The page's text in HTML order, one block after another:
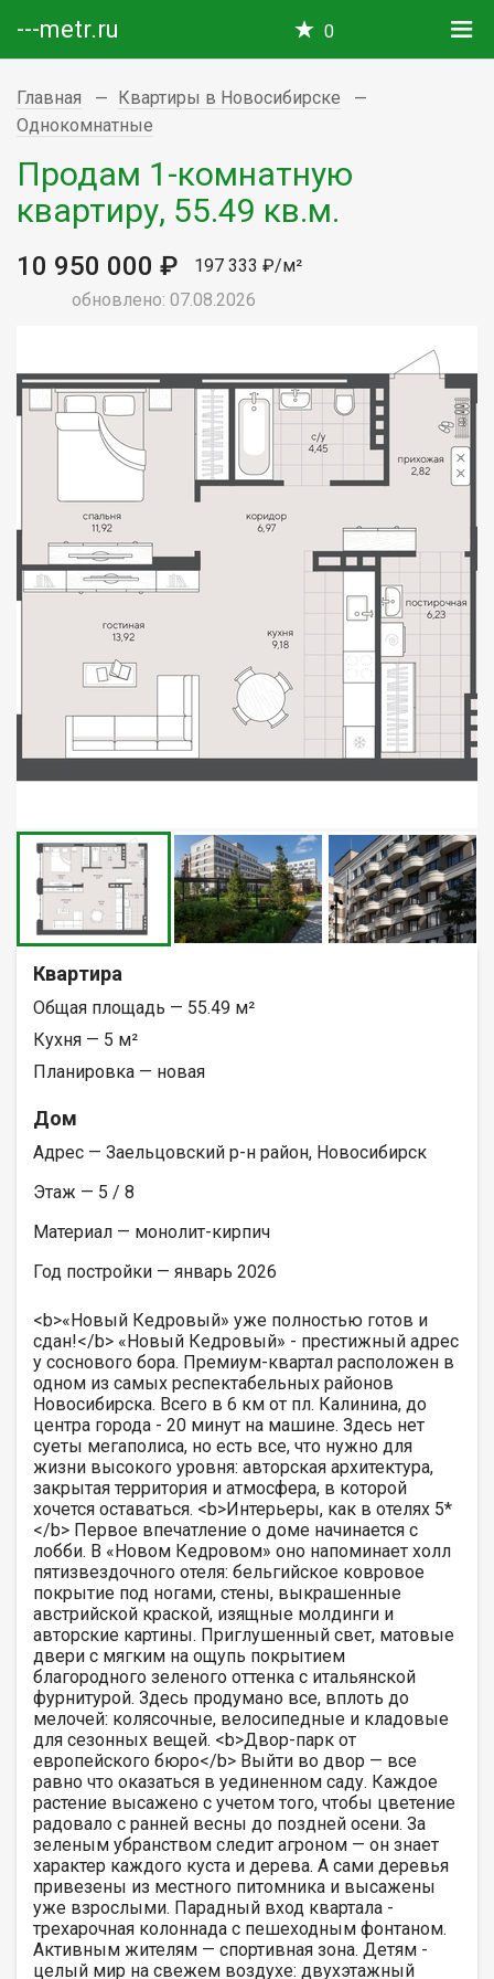
---metr.ru 0
Главная
Квартиры в Новосибирске
Однокомнатные
Продам 1-комнатную
квартиру, 55.49 кв.м.
10 950 000 ₽
197 333 ₽/м²
обновлено: 07.08.2026
Квартира
Общая площадь — 55.49 м²
Кухня — 5 м²
Планировка — новая
Дом
Адрес — Заельцовский р-н район, Новосибирск
Этаж — 5 / 8
Материал — монолит-кирпич
Год постройки — январь 2026
<b>«Новый Кедровый» уже полностью готов и
сдан!</b> «Новый Кедровый» - престижный адрес
у соснового бора. Премиум-квартал расположен в
одном из самых респектабельных районов
Новосибирска. Всего в 6 км от пл. Калинина, до
центра города - 20 минут на машине. Здесь нет
суеты мегаполиса, но есть все, что нужно для
жизни высокого уровня: авторская архитектура,
закрытая территория и атмосфера, в которой
хочется оставаться. <b>Интерьеры, как в отелях 5*
</b> Первое впечатление о доме начинается с
лобби. В «Новом Кедровом» оно напоминает холл
пятизвездочного отеля: бельгийское ковровое
покрытие под ногами, стены, выкрашенные
австрийской краской, изящные молдинги и
авторские картины. Приглушенный свет, матовые
двери с мягким на ощупь покрытием
благородного зеленого оттенка с итальянской
фурнитурой. Здесь продумано все, вплоть до
мелочей: колясочные, велосипедные и кладовые
для сезонных вещей. <b>Двор-парк от
европейского бюро</b> Выйти во двор — все
равно что оказаться в уединенном саду. Каждое
растение высажено с учетом того, чтобы цветение
радовало с ранней весны до поздней осени. За
зеленым убранством следит агроном — он знает
характер каждого куста и дерева. А сами деревья
привезены из местного питомника и высажены
уже взрослыми. Парадный вход квартала -
трехарочная колоннада с пешеходным фонтаном.
Активным жителям — спортивная зона. Детям -
целый мир на свежем воздухе: двухэтажный